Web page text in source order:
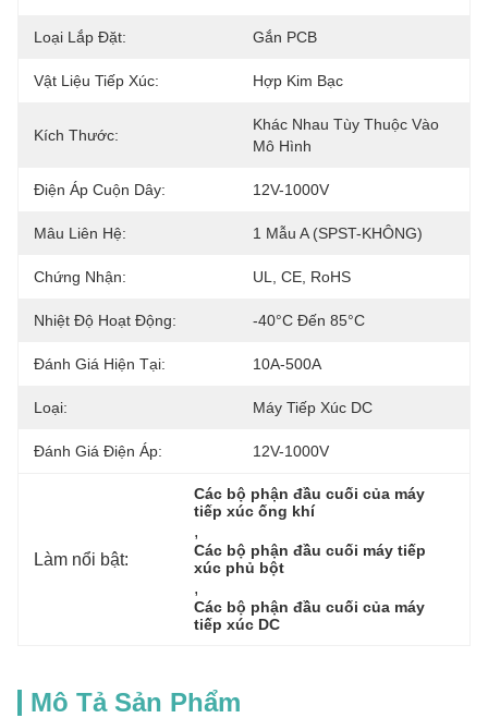
Loại Lắp Đặt: Gắn PCB
Vật Liệu Tiếp Xúc: Hợp Kim Bạc
Kích Thước:
Khác Nhau Tùy Thuộc Vào
Mô Hình
Điện Áp Cuộn Dây: 12V-1000V
Mâu Liên Hệ: 1 Mẫu A (SPST-KHÔNG)
Chứng Nhận: UL, CE, RoHS
Nhiệt Độ Hoạt Động: -40°C Đến 85°C
Đánh Giá Hiện Tại: 10A-500A
Loại: Máy Tiếp Xúc DC
Đánh Giá Điện Áp: 12V-1000V
Làm nổi bật:
Các bộ phận đầu cuối của máy
tiếp xúc ống khí
,
Các bộ phận đầu cuối máy tiếp
xúc phủ bột
,
Các bộ phận đầu cuối của máy
tiếp xúc DC
Mô Tả Sản Phẩm